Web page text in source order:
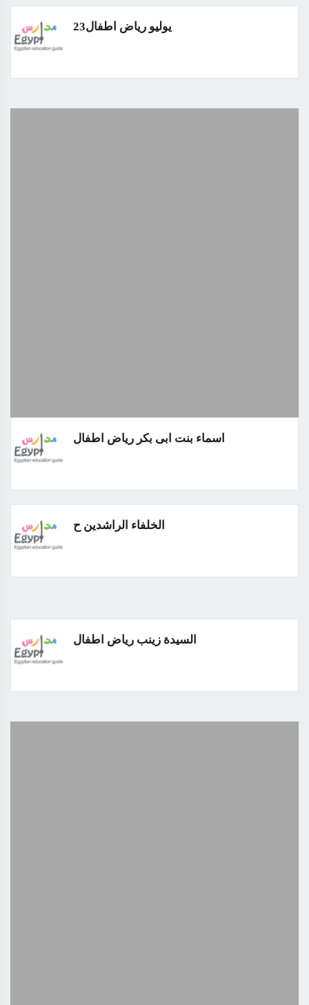
23يوليو رياض اطفال
اسماء بنت ابى بكر رياض اطفال
الخلفاء الراشدين ح
السيدة زينب رياض اطفال